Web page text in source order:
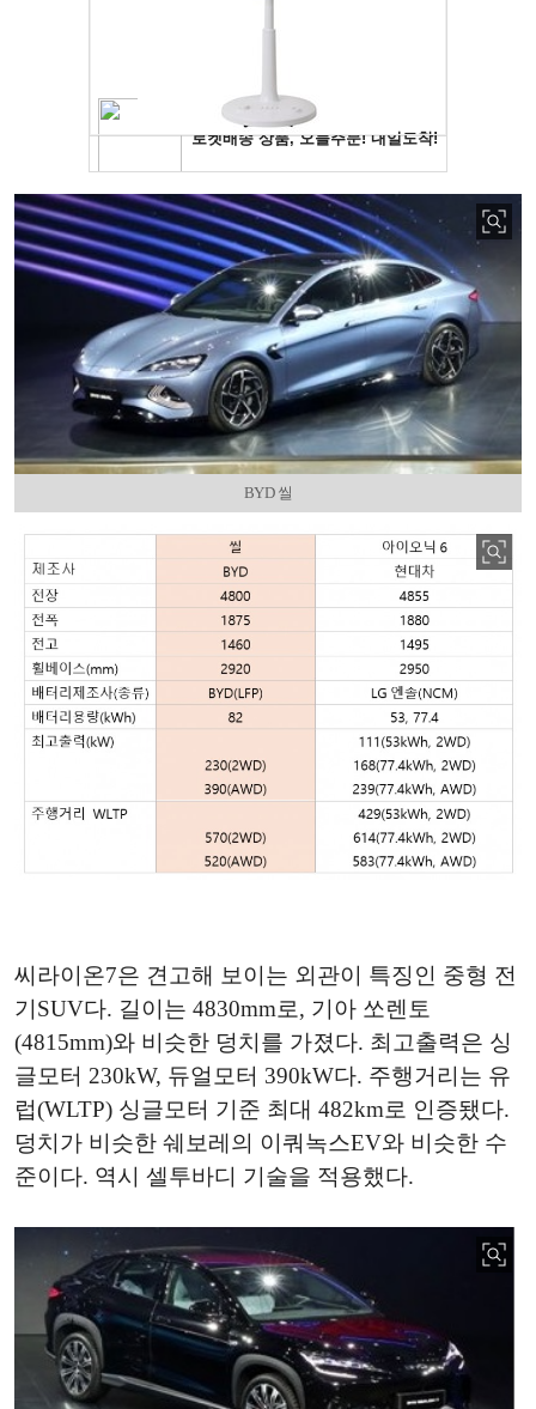
BYD 씰
씨라이온7은 견고해 보이는 외관이 특징인 중형 전
기SUV다. 길이는 4830mm로, 기아 쏘렌토
(4815mm)와 비슷한 덩치를 가졌다. 최고출력은 싱
글모터 230kW, 듀얼모터 390kW다. 주행거리는 유
럽(WLTP) 싱글모터 기준 최대 482km로 인증됐다.
덩치가 비슷한 쉐보레의 이쿼녹스EV와 비슷한 수
준이다. 역시 셀투바디 기술을 적용했다.